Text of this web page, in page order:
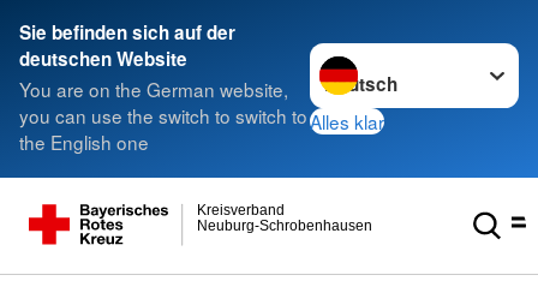
Sie befinden sich auf der
deutschen Website
You are on the German website,
you can use the switch to switch to
the English one
Sprache wechseln zu
Alles klar
Neuburg-Schrobenhausen
Kreisverband